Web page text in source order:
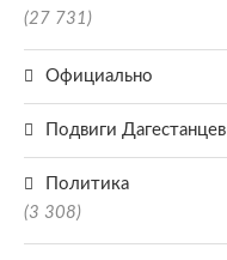
(27 731)
Официально
Подвиги Дагестанцев
Политика
(3 308)